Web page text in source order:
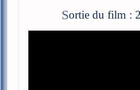
Sortie du film :